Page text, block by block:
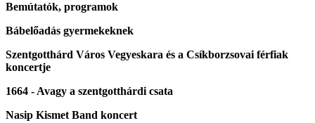
Bemútatók, programok
Bábelőadás gyermekeknek
Szentgotthárd Város Vegyeskara és a Csíkborzsovai férfiak
koncertje
1664 - Avagy a szentgotthárdi csata
Nasip Kismet Band koncert